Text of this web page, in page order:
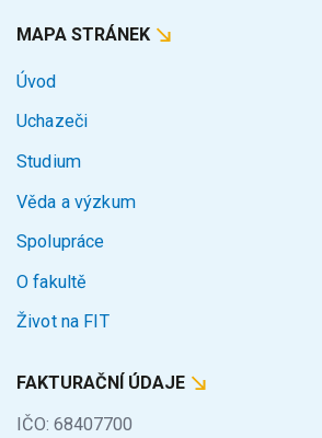
MAPA STRÁNEK
Úvod
Uchazeči
Studium
Věda a výzkum
Spolupráce
O fakultě
Život na FIT
FAKTURAČNÍ ÚDAJE
IČO: 68407700